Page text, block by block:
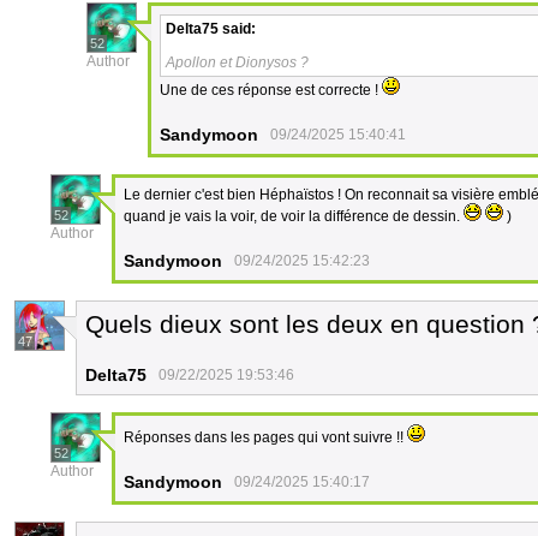
52
Author
Delta75 said:
Apollon et Dionysos ?
Une de ces réponse est correcte !
Sandymoon 09/24/2025 15:40:41
52
Author
Le dernier c'est bien Héphaïstos ! On reconnait sa visière
quand je vais la voir, de voir la différence de dessin.
)
Sandymoon 09/24/2025 15:42:23
47
Quels dieux sont les deux en question
Delta75 09/22/2025 19:53:46
52
Author
Réponses dans les pages qui vont suivre !!
Sandymoon 09/24/2025 15:40:17